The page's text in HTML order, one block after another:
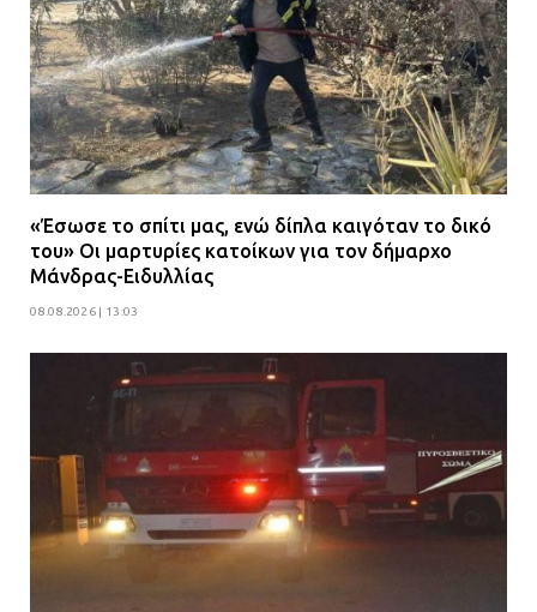
«Έσωσε το σπίτι μας, ενώ δίπλα καιγόταν το δικό
του» Οι μαρτυρίες κατοίκων για τον δήμαρχο
Μάνδρας-Ειδυλλίας
08.08.2026 | 13:03